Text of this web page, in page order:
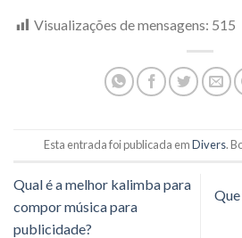
Visualizações de mensagens: 515
Esta entrada foi publicada emDivers.
Qual é a melhor kalimba para
compor música para
publicidade?